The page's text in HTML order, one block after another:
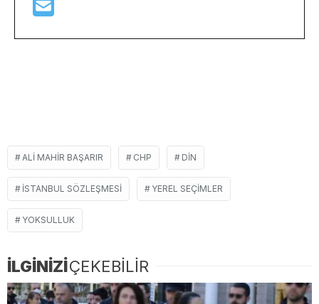
ALI MAHIR BAŞARIR CHP DIN
ISTANBUL SÖZLEŞMESI YEREL SEÇIMLER
YOKSULLUK
İLGİNİZİÇEKEBİLİR